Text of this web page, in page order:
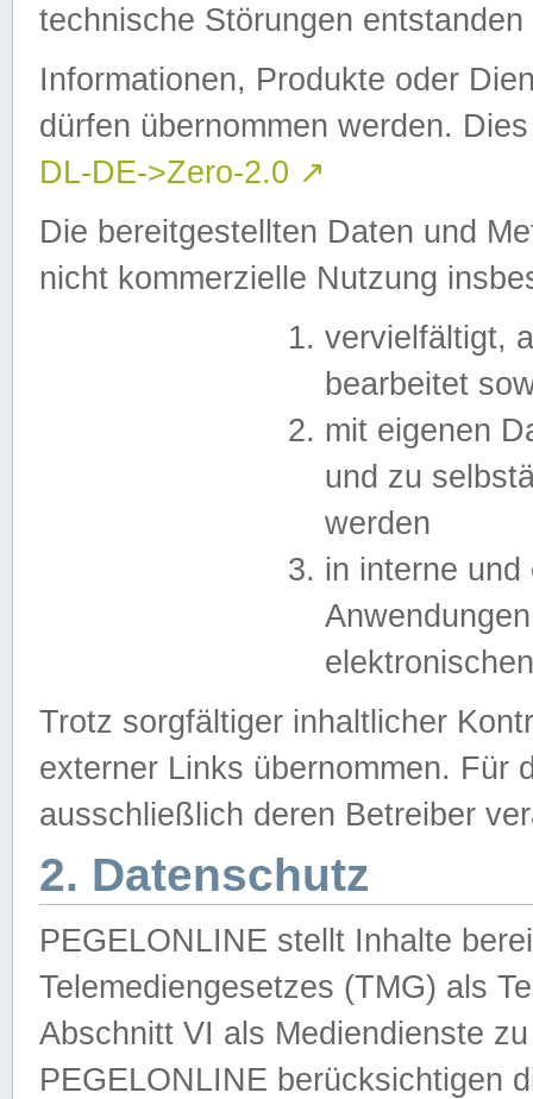
technische Störungen
Informationen, Produkte oder
dürfen übernommen werden.
DL-DE->Zero-2.0 ↗
Die bereitgestellten Daten und
nicht kommerzielle Nutzung
vervielfältigt,
bearbeitet
mit eigenen
und zu
werden
in interne
Trotz sorgfältiger inhaltlicher
externer Links übernommen. Für
ausschließlich deren Betreiber
2. Datenschutz
PEGELONLINE stellt Inhalte
Telemediengesetzes (TMG) als
Abschnitt VI als Mediendienste
PEGELONLINE berücksichtigen